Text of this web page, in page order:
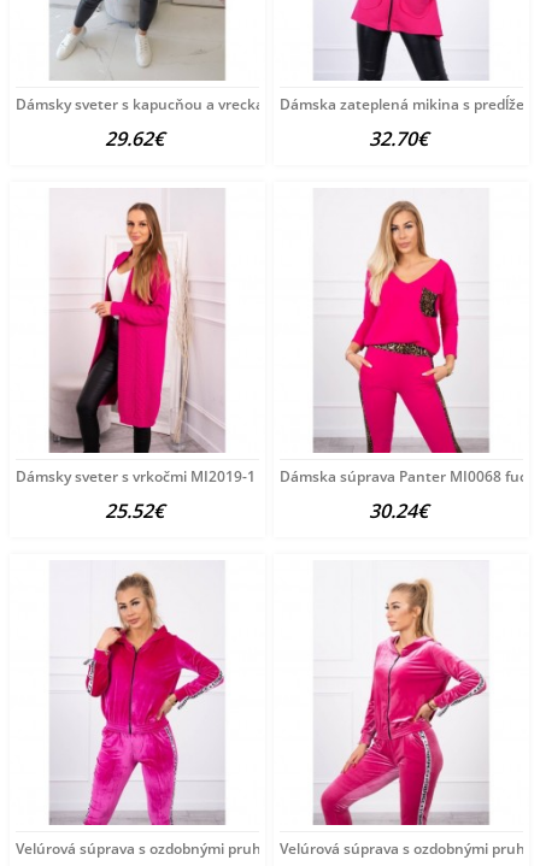
Dámsky sveter s kapucňou a vreckami MI2019-24 fuchsia
29.62€
Dámska zateplená mikina s
32.70€
Dámsky sveter s vrkočmi MI2019-1 fuchsia Univerzálna
25.52€
Dámska súprava Panter MI0068
30.24€
Velúrová súprava s ozdobnými pruhmi MI9103 tmavá fuchsia
Velúrová súprava s ozdobnými